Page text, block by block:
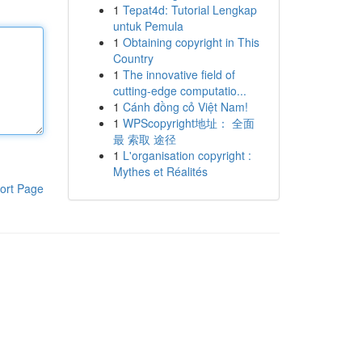
Page
1 Tepat4d: Tutorial Lengkap
untuk Pemula
1 Obtaining copyright in This
Country
1 The innovative field of
cutting-edge computatio...
1 Cánh đồng cỏ Việt Nam!
1 WPScopyright地址： 全面
最 索取 途径
1 L'organisation copyright :
Mythes et Réalités